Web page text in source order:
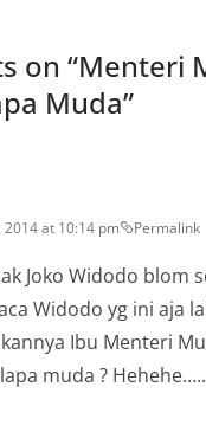
on “Menteri
Muda”
at 10:14 pm Permalink
Joko Widodo blom
Widodo yg ini aja
Ibu Menteri
muda ? Hehehe…..